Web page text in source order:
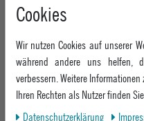
Cookies
Wir nutzen Cookies auf unserer
während andere uns helfen,
verbessern. Weitere
Ihren Rechten als Nutzer finden
Daten­schutz­erklärung